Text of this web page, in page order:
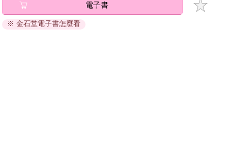
退換貨須知：
因版權保護，您在金石堂所購買的電子書僅能以金石堂專屬
電子書
※ 金石堂電子書怎麼看